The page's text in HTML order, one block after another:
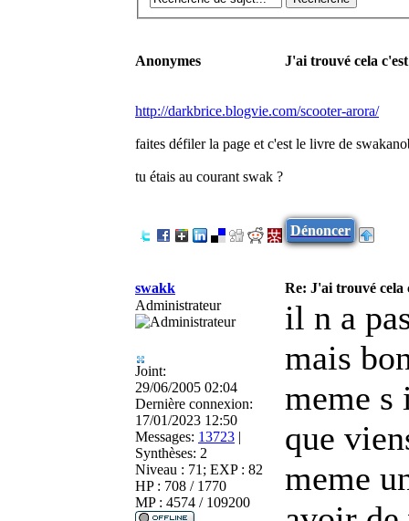
Anonymes J'ai trouvé cela
http://darkbrice.blogvie.com/scooter-arora/
faites défiler la page et c'est le livre de
tu étais au courant swak ?
Dénoncer
swakk
Re: J'ai trouvé cela
Administrateur
Joint:
29/06/2005 02:04
Dernière connexion:
17/01/2023 12:50
Messages: 13723 |
Synthèses: 2
Niveau : 71; EXP : 82
HP : 708 / 1770
MP : 4574 / 109200
il n a
mais
meme s
que
meme